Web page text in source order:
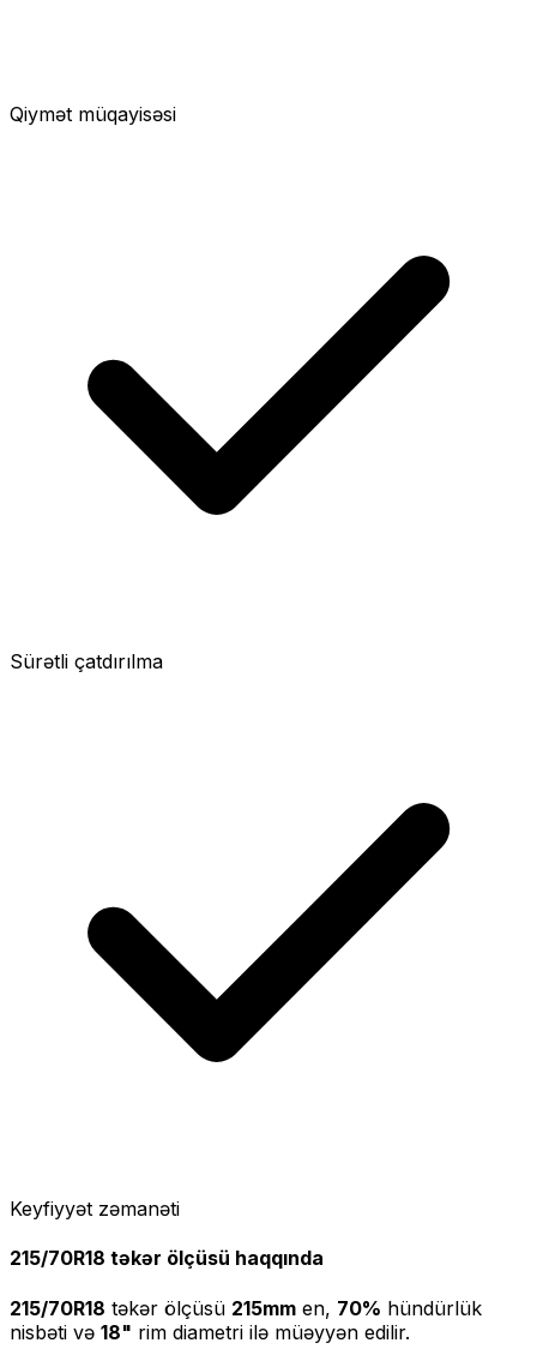
Qiymət müqayisəsi
Sürətli çatdırılma
Keyfiyyət zəmanəti
215/70R18 təkər ölçüsü haqqında
215/70R18 təkər ölçüsü 215mm en, 70% hündürlük
nisbəti və 18" rim diametri ilə müəyyən edilir.